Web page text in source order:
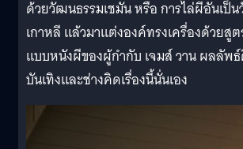
ด้วยวัฒนธรรมเชมัน หรือ การไล่ผีอันเป็
เกาหลี แล้วมาแต่งองค์ทรงเครื่องด้วย
แบบหนังผีของผู้กำกับ เจมส์ วาน ผลลั
บันเทิงและช่างคิดเรื่องนี้นั่นเอง